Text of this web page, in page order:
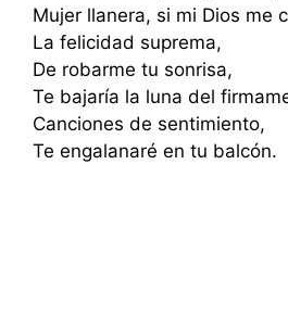
Mujer llanera, si mi Dios me
La felicidad suprema,
De robarme tu sonrisa,
Te bajaría la luna del
Canciones de sentimiento,
Te engalanaré en tu balcón.